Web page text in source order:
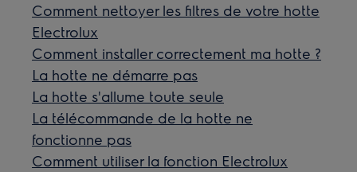
Comment nettoyer les filtres de votre hotte
Electrolux
Comment installer correctement ma hotte ?
La hotte ne démarre pas
La hotte s'allume toute seule
La télécommande de la hotte ne
fonctionne pas
Comment utiliser la fonction Electrolux